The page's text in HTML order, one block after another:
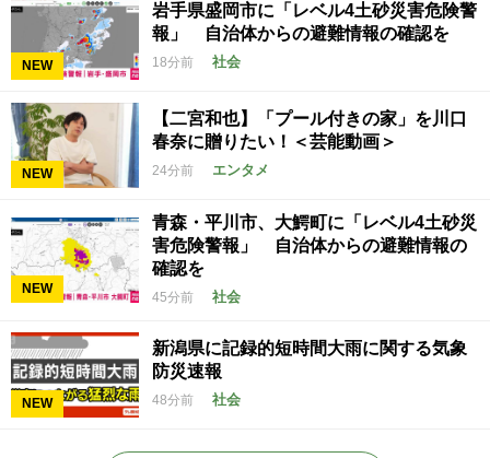
NEW
岩手県盛岡市に「レベル4土砂災害危険警
報」 自治体からの避難情報の確認を
18分前 社会
NEW
【二宮和也】「プール付きの家」を川口
春奈に贈りたい！＜芸能動画＞
24分前 エンタメ
NEW
青森・平川市、大鰐町に「レベル4土砂災
害危険警報」 自治体からの避難情報の
確認を
45分前 社会
NEW
新潟県に記録的短時間大雨に関する気象
防災速報
48分前 社会